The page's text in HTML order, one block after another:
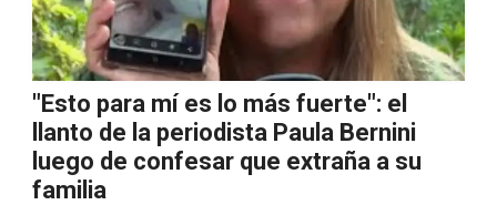
"Esto para mí es lo más fuerte": el
llanto de la periodista Paula Bernini
luego de confesar que extraña a su
familia